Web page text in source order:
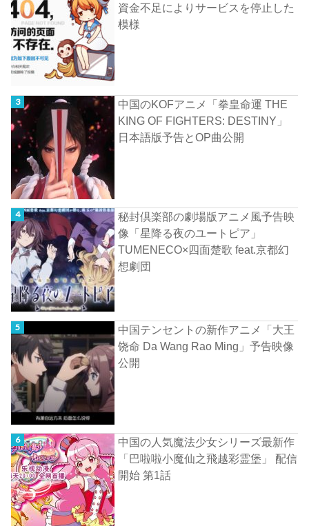
資金不足によりサービスを停止した
模様
中国のKOFアニメ「拳皇命運 THE
KING OF FIGHTERS: DESTINY」
日本語版予告とOP曲公開
秘封倶楽部の劇場版アニメ風予告映
像「星降る夜のユートピア」
TUMENECO×四面楚歌 feat.京都幻
想劇団
中国テンセントの新作アニメ「大王
饶命 Da Wang Rao Ming」予告映像
公開
中国の人気魔法少女シリーズ最新作
「巴啦啦小魔仙之飛越彩霊堡」 配信
開始 第1話